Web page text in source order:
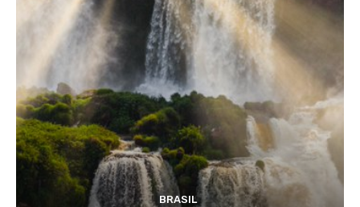
BRASIL